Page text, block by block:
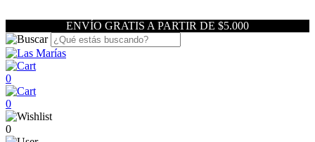
ENVÍO GRATIS A PARTIR DE $5.000
0
0
0